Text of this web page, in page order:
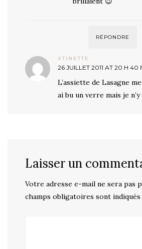
RÉPONDRE
XTINETTE
26 JUILLET 2011 AT 20 H 40
L’assiette de Lasagne
ai bu un verre mais je
Laisser un
Votre adresse e-mail ne sera pas
champs obligatoires sont indiqués